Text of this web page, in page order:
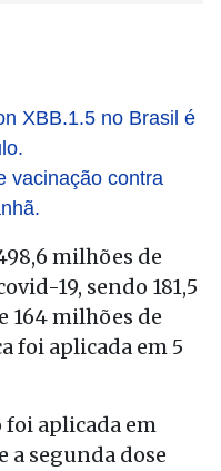
XBB.1.5 no Brasil é
vacinação contra
milhões de
19, sendo 181,5
164 milhões de
foi aplicada em 5
foi aplicada em
a segunda dose